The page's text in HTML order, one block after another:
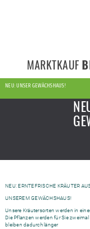
MARKTKAUF
NEU: UNSER GEWÄCHSHAUS!
NEU: ERNTEFRISCHE KRÄUTER
UNSEREM GEWÄCHSHAUS!
Unsere Kräutersorten werden in
Die Pflanzen werden für Sie
bleiben dadurch länger